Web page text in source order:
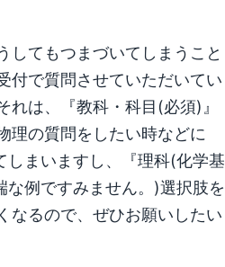
してもつまづいてしまうこと
付で質問させていただいてい
は、『教科・科目(必須)』
理の質問をしたい時などに
しまいますし、『理科(化学基
例ですみません。)選択肢を
なるので、ぜひお願いしたい